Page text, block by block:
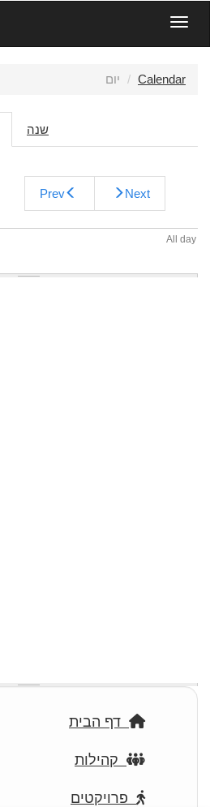
לתוכן
העיקרי
Toggle navigation
Calendar יום
ראשיות
שנה
Prev Next
All day
דף הבית
קהילות
פרויקטים